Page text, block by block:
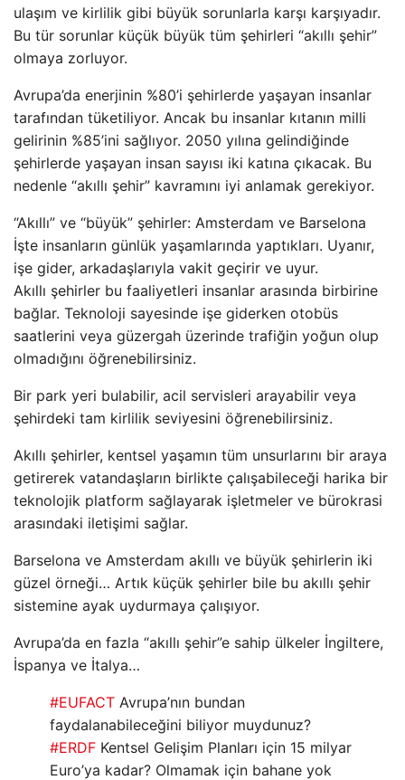
ulaşım ve kirlilik gibi büyük sorunlarla karşı karşıyadır.
Bu tür sorunlar küçük büyük tüm şehirleri “akıllı şehir”
olmaya zorluyor.
Avrupa’da enerjinin %80’i şehirlerde yaşayan insanlar
tarafından tüketiliyor. Ancak bu insanlar kıtanın milli
gelirinin %85’ini sağlıyor. 2050 yılına gelindiğinde
şehirlerde yaşayan insan sayısı iki katına çıkacak. Bu
nedenle “akıllı şehir” kavramını iyi anlamak gerekiyor.
“Akıllı” ve “büyük” şehirler: Amsterdam ve Barselona
İşte insanların günlük yaşamlarında yaptıkları. Uyanır,
işe gider, arkadaşlarıyla vakit geçirir ve uyur.
Akıllı şehirler bu faaliyetleri insanlar arasında birbirine
bağlar. Teknoloji sayesinde işe giderken otobüs
saatlerini veya güzergah üzerinde trafiğin yoğun olup
olmadığını öğrenebilirsiniz.
Bir park yeri bulabilir, acil servisleri arayabilir veya
şehirdeki tam kirlilik seviyesini öğrenebilirsiniz.
Akıllı şehirler, kentsel yaşamın tüm unsurlarını bir araya
getirerek vatandaşların birlikte çalışabileceği harika bir
teknolojik platform sağlayarak işletmeler ve bürokrasi
arasındaki iletişimi sağlar.
Barselona ve Amsterdam akıllı ve büyük şehirlerin iki
güzel örneği… Artık küçük şehirler bile bu akıllı şehir
sistemine ayak uydurmaya çalışıyor.
Avrupa’da en fazla “akıllı şehir”e sahip ülkeler İngiltere,
İspanya ve İtalya…
#EUFACT Avrupa’nın bundan
faydalanabileceğini biliyor muydunuz?
#ERDF Kentsel Gelişim Planları için 15 milyar
Euro’ya kadar? Olmamak için bahane yok